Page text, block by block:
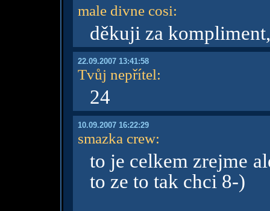
male divne cosi:
děkuji za
22.09.2007 13:41:58
Tvůj nepřítel:
24
10.09.2007 16:22:29
smazka crew:
to je celkem zrejme
to ze to tak chci 8-)